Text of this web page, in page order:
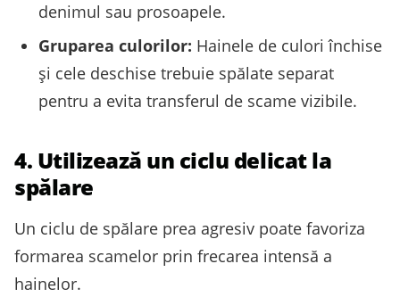
denimul sau prosoapele.
Gruparea culorilor: Hainele de culori închise
și cele deschise trebuie spălate separat
pentru a evita transferul de scame vizibile.
4. Utilizează un ciclu delicat la
spălare
Un ciclu de spălare prea agresiv poate favoriza
formarea scamelor prin frecarea intensă a
hainelor.